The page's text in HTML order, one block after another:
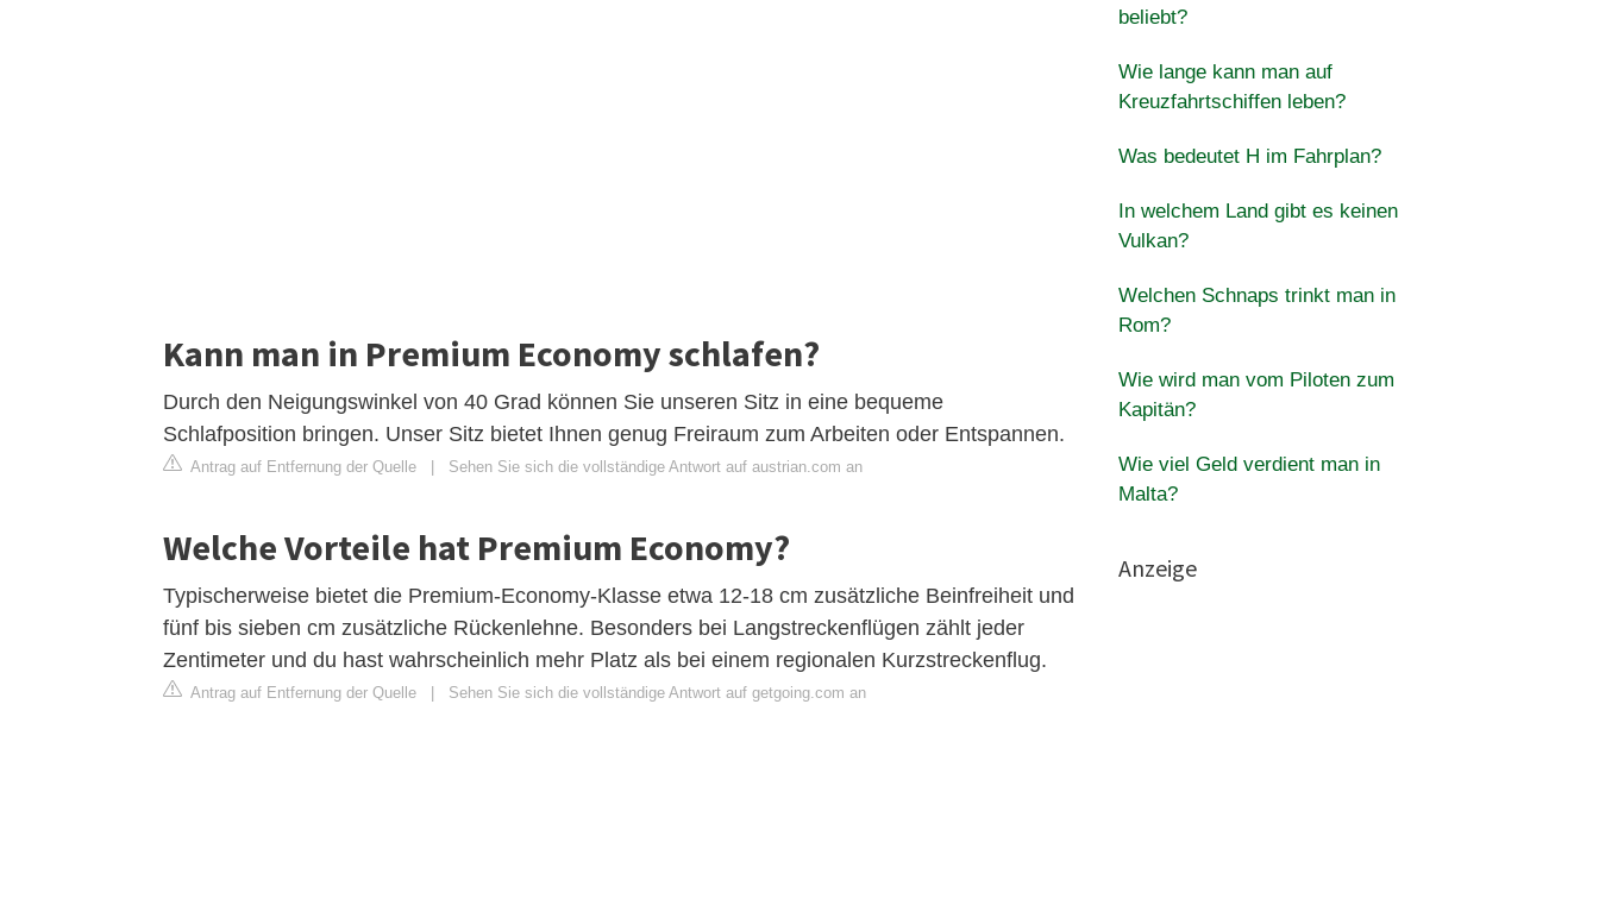
Kann man in Premium Economy schlafen?
Durch den Neigungswinkel von 40 Grad können Sie unseren Sitz in eine bequeme
Schlafposition bringen. Unser Sitz bietet Ihnen genug Freiraum zum Arbeiten oder Entspannen.
Antrag auf Entfernung der Quelle Sehen Sie sich die vollständige Antwort auf austrian.com an
Welche Vorteile hat Premium Economy?
Typischerweise bietet die Premium-Economy-Klasse etwa 12-18 cm zusätzliche Beinfreiheit und
fünf bis sieben cm zusätzliche Rückenlehne. Besonders bei Langstreckenflügen zählt jeder
Zentimeter und du hast wahrscheinlich mehr Platz als bei einem regionalen Kurzstreckenflug.
Antrag auf Entfernung der Quelle Sehen Sie sich die vollständige Antwort auf getgoing.com an
beliebt?
Wie lange kann man auf
Kreuzfahrtschiffen leben?
Was bedeutet H im Fahrplan?
In welchem Land gibt es keinen
Vulkan?
Welchen Schnaps trinkt man in
Rom?
Wie wird man vom Piloten zum
Kapitän?
Wie viel Geld verdient man in
Malta?
Anzeige